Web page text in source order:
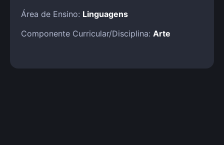
Área de Ensino: Linguagens
Componente Curricular/Disciplina: Arte